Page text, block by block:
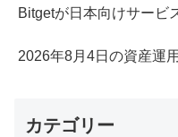
Bitgetが日本向けサービ
2026年8月4日の資産運
カテゴリー